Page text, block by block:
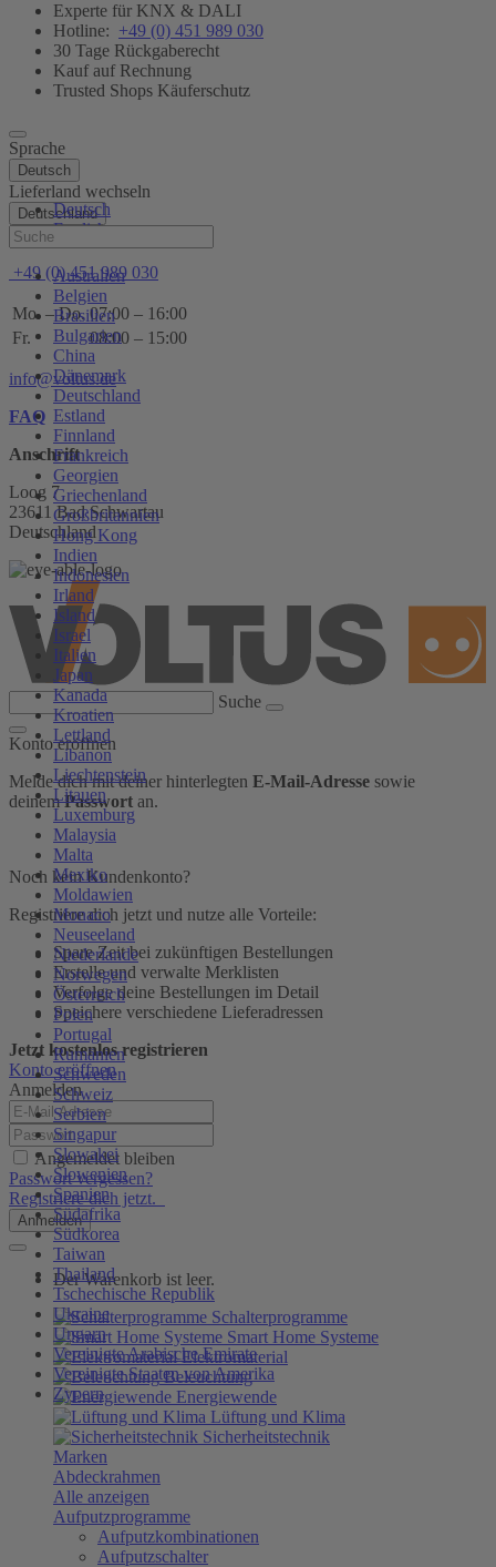
Experte für KNX & DALI
Hotline: +49 (0) 451 989 030
30 Tage Rückgaberecht
Kauf auf Rechnung
Trusted Shops Käuferschutz
Sprache
Deutsch
Deutsch
English
Lieferland wechseln
Deutschland
Australien
Belgien
Brasilien
Bulgarien
China
Dänemark
Deutschland
Estland
Finnland
Frankreich
Georgien
Griechenland
Großbritannien
Hong Kong
Indien
Indonesien
Irland
Island
Israel
Italien
Japan
Kanada
Kroatien
Lettland
Libanon
Liechtenstein
Litauen
Luxemburg
Malaysia
Malta
Mexiko
Moldawien
Monaco
Neuseeland
Niederlande
Norwegen
Österreich
Polen
Portugal
Rumänien
Schweden
Schweiz
Serbien
Singapur
Slowakei
Slowenien
Spanien
Südafrika
Südkorea
Taiwan
Thailand
Tschechische Republik
Ukraine
Ungarn
Vereinigte Arabische Emirate
Vereinigte Staaten von Amerika
Zypern
Hilfe
+49 (0) 451 989 030
Mo. – Do. 07:00 – 16:00
Fr.
08:00 – 15:00
info@voltus.de
FAQ
Anschrift
Loog 7
23611 Bad Schwartau
Deutschland
Suche
Konto eröffnen
Melde dich mit deiner hinterlegten E-Mail-Adresse sowie
deinemPasswort an.
Noch kein Kundenkonto?
Registriere dich jetzt und nutze alle Vorteile:
Spare Zeit bei zukünftigen Bestellungen
Erstelle und verwalte Merklisten
Verfolge deine Bestellungen im Detail
Speichere verschiedene Lieferadressen
Jetzt kostenlos registrieren
Konto eröffnen
Anmelden
Angemeldet bleiben
Passwort vergessen?
Registriere dich jetzt.
Anmelden
Der Warenkorb ist leer.
Schalterprogramme
Smart Home Systeme
Elektromaterial
Beleuchtung
Energiewende
Lüftung und Klima
Sicherheitstechnik
Marken
Abdeckrahmen
Alle anzeigen
Aufputzprogramme
Aufputzkombinationen
Aufputzschalter